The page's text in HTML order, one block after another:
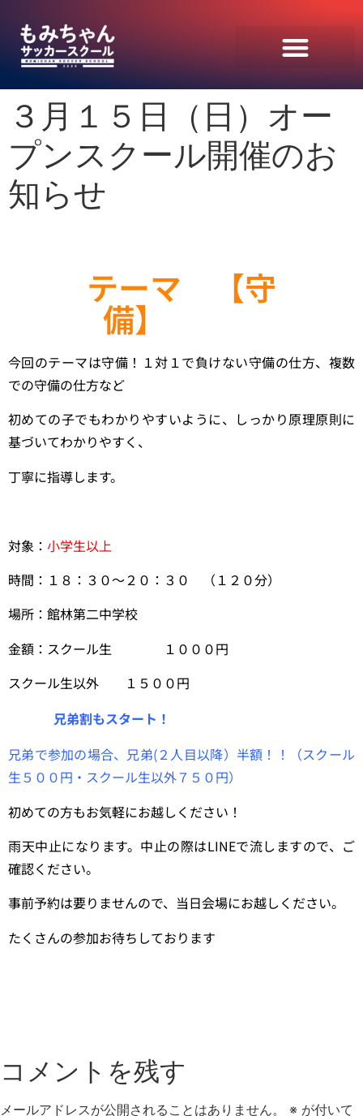
３月１５日（日）オー
プンスクール開催のお
知らせ
テーマ 【守
備】
今回のテーマは守備！１対１で負けない守備の仕方、複数
での守備の仕方など
初めての子でもわかりやすいように、しっかり原理原則に
基づいてわかりやすく、
丁寧に指導します。
対象： 小学生以上
時間：１８：３０〜２０：３０ （１２０分）
場所：館林第二中学校
金額：スクール生 １０００円
スクール生以外 １５００円
兄弟割もスタート！
兄弟で参加の場合、兄弟(２人目以降）半額！！
（スクール
生５００円・スクール生以外７５０円）
初めての方もお気軽にお越しください！
雨天中止になります。中止の際はLINEで流しますので、ご
確認ください。
事前予約は要りませんので、当日会場にお越しください。
たくさんの参加お待ちしております
コメントを残す
メールアドレスが公開されることはありません。 ※ が付いて